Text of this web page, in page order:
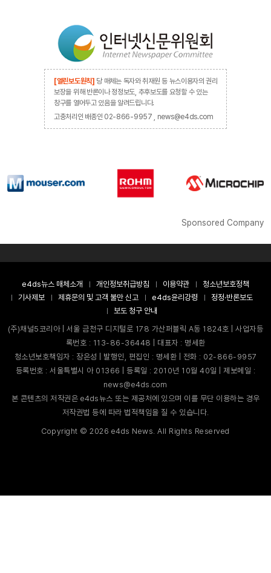
[열린보도원칙] 당 매체는 독자와 취재원 등 뉴스이용자의 권리
보장을 위해 반론이나 정정보도, 추후보도를 요청할 수 있는
창구를 열어두고 있음을 알려드립니다.
고충처리인 배종인 02-866-9957 , news@e4ds.com
Sponsored Company
e4ds뉴스 매체소개 개인정보취급방침 이용약관
청소년보호정책
기사제보
제휴문의 및 고객 불만 신고 e4ds윤리강령
정정·반론보도
보도 청구 안내
(주)채널5코리아 | 서울 금천구 디지털로 178 가산퍼블릭 A동 1824호 | 사업자등
록번호 : 113-86-36448 | 대표자 : 명세환
청소년보호책임자 : 장은성 | 발행인, 편집인 : 명세환 | 전화 : 02-866-9957
등록번호 : 서울특별시 아 01366 | 등록일 : 2010년 10월 40일 | 제보메일 :
news@e4ds.com
본 콘텐츠의 저작권은 e4ds뉴스 또는 제공처에 있으며 이를 무단 이용하는 경우
저작권법 등에 따라 법적책임을 질 수 있습니다.
Copyright ©2026 e4ds News. All Rights Reserved